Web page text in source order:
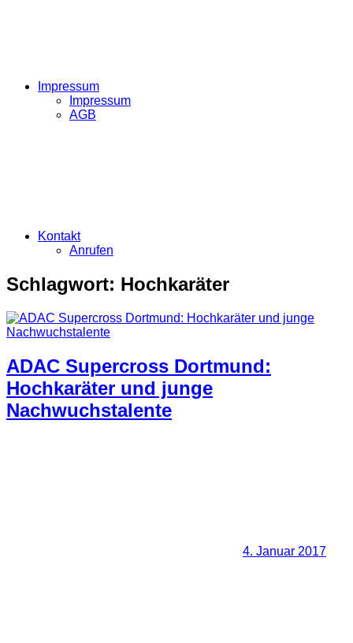
Impressum
Impressum
AGB
Kontakt
Anrufen
Schlagwort: Hochkaräter
ADAC Supercross Dortmund:
Hochkaräter und junge
Nachwuchstalente
4. Januar 2017